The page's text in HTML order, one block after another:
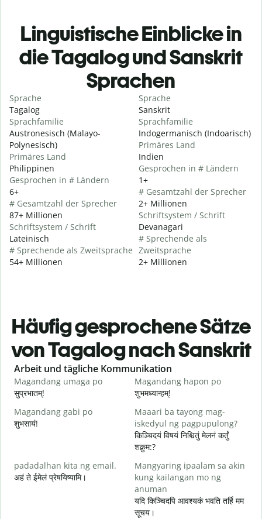
Linguistische Einblicke in
die Tagalog und Sanskrit
Sprachen
Sprache
Tagalog
Sprachfamilie
Austronesisch (Malayo-
Polynesisch)
Primäres Land
Philippinen
Gesprochen in # Ländern
6+
# Gesamtzahl der Sprecher
87+ Millionen
Schriftsystem / Schrift
Lateinisch
# Sprechende als Zweitsprache
54+ Millionen
Sprache
Sanskrit
Sprachfamilie
Indogermanisch (Indoarisch)
Primäres Land
Indien
Gesprochen in # Ländern
1+
# Gesamtzahl der Sprecher
2+ Millionen
Schriftsystem / Schrift
Devanagari
# Sprechende als
Zweitsprache
2+ Millionen
Häufig gesprochene Sätze
von Tagalog nach Sanskrit
Slide 1 of 6
Arbeit und tägliche Kommunikation
Magandang umaga po
सुप्रभातम्!
Magandang hapon po
शुभमध्यान्हम्!
Magandang gabi po
शुभसायं!
Maaari ba tayong mag-
iskedyul ng pagpupulong?
किञ्चिदयं विषयं निश्चितुं मेलनं कर्तुं
शक्नुम:?
padadalhan kita ng email.
अहं ते ईमेलं प्रेषयिष्यामि।
Mangyaring ipaalam sa akin
kung kailangan mo ng
anuman
यदि किञ्चिदपि आवश्यकं भवति तर्हि मम
सूचय।